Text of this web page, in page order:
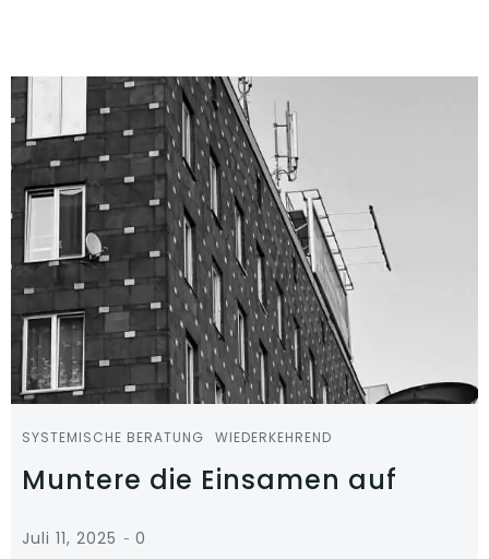
SYSTEMISCHE BERATUNG WIEDERKEHREND
Muntere die Einsamen auf
Juli 11, 2025 - 0